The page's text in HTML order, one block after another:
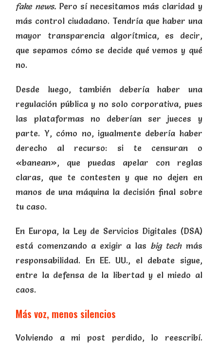
fake news.Pero sí necesitamos más claridad y
más control ciudadano. Tendría que haber una
mayor transparencia algorítmica, es decir,
que sepamos cómo se decide qué vemos y qué
no.
Desde luego, también debería haber una
regulación pública y no solo corporativa, pues
las plataformas no deberían ser jueces y
parte. Y, cómo no, igualmente debería haber
derecho al recurso: si te censuran o
«banean», que puedas apelar con reglas
claras, que te contesten y que no dejen en
manos de una máquina la decisión final sobre
tu caso.
En Europa, la Ley de Servicios Digitales (DSA)
está comenzando a exigir a las big techmás
responsabilidad. En EE. UU., el debate sigue,
entre la defensa de la libertad y el miedo al
caos.
Más voz, menos silencios
Volviendo a mi post perdido, lo reescribí.